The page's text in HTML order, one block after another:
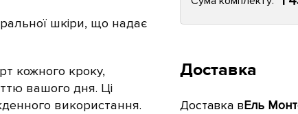
Доставка
Доставка вЕль
шкіри, що надає
кожного кроку,
вашого дня. Ці
використання.